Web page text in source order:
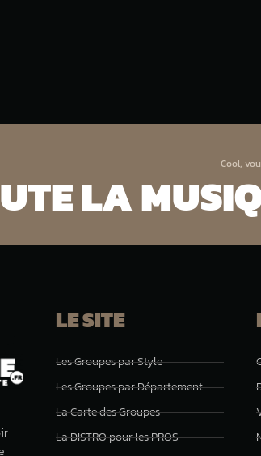
Cool,
LA
LE SITE
Les Groupes par Style
Les Groupes par Département
La Carte des Groupes
La DISTRO pour les PROS